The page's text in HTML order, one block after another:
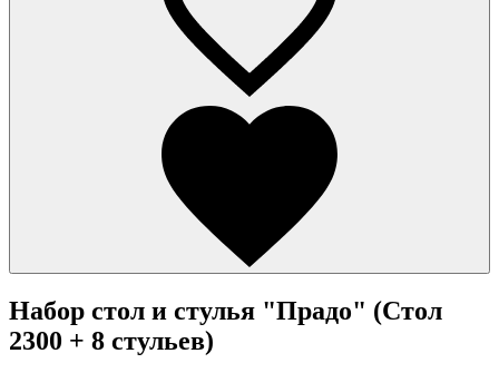
Набор стол и стулья "Прадо" (Стол
2300 + 8 стульев)